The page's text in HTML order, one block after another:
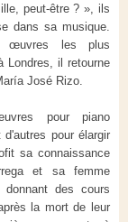
peut-être ? », ils
dans sa musique.
les plus
Londres, il retourne
José Rizo.
pour piano
pour élargir
sa connaissance
et sa femme
des cours
la mort de leur